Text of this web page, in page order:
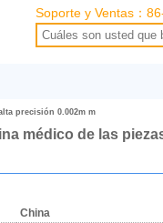
Soporte y Ventas：
precisión 0.002m m
médico de las
China